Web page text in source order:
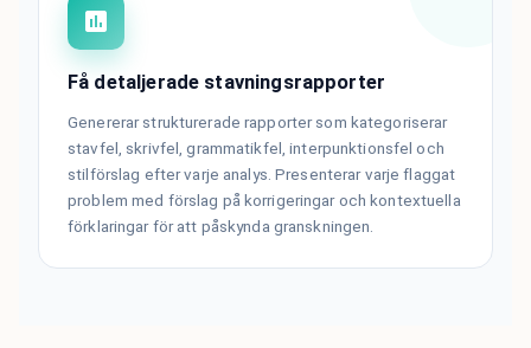
Få detaljerade stavningsrapporter
Genererar strukturerade rapporter som kategoriserar
stavfel, skrivfel, grammatikfel, interpunktionsfel och
stilförslag efter varje analys. Presenterar varje flaggat
problem med förslag på korrigeringar och kontextuella
förklaringar för att påskynda granskningen.